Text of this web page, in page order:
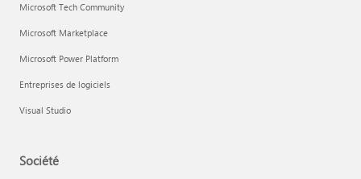
Microsoft Tech Community
Microsoft Marketplace
Microsoft Power Platform
Entreprises de logiciels
Visual Studio
Société